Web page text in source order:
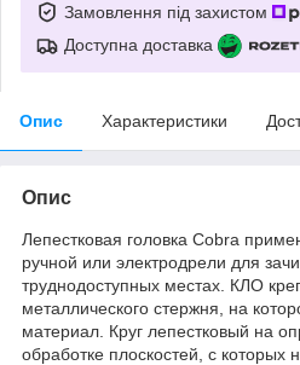
Замовлення під захистом
Доступна доставка
Опис Характеристики
Опис
Лепестковая головка Cobra
ручной или электродрели для
труднодоступных местах. КЛО
металлического стержня, на
материал. Круг лепестковый на
обработке плоскостей, с которых